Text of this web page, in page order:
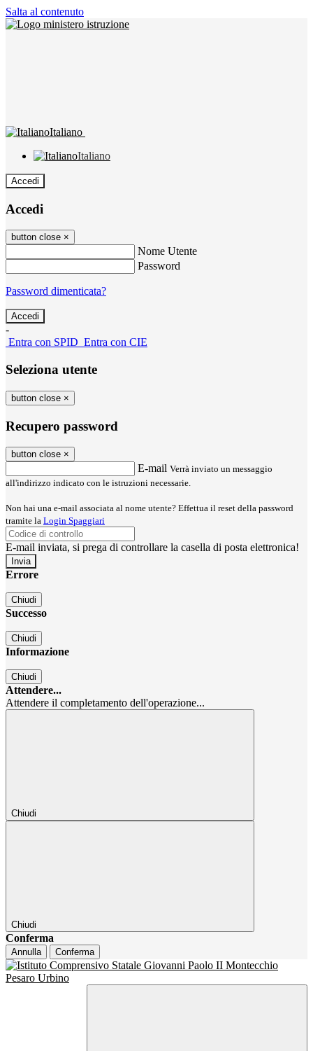
Salta al contenuto
Italiano
Italiano
Accedi
Accedi
button close ×
Nome Utente
Password
Password dimenticata?
-
Entra con SPID Entra con CIE
Seleziona utente
button close ×
Recupero password
button close ×
E-mail Verrà inviato un messaggio
all'indirizzo indicato con le istruzioni necessarie.
Non hai una e-mail associata al nome utente? Effettua il reset della password
tramite la Login Spaggiari
E-mail inviata, si prega di controllare la casella di posta elettronica!
Errore
Chiudi
Successo
Chiudi
Informazione
Chiudi
Attendere...
Attendere il completamento dell'operazione...
Chiudi
Chiudi
Conferma
Annulla Conferma